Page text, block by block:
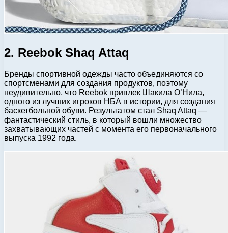
2. Reebok Shaq Attaq
Бренды спортивной одежды часто объединяются со
спортсменами для создания продуктов, поэтому
неудивительно, что Reebok привлек Шакила О’Нила,
одного из лучших игроков НБА в истории, для создания
баскетбольной обуви. Результатом стал Shaq Attaq —
фантастический стиль, в который вошли множество
захватывающих частей с момента его первоначального
выпуска 1992 года.